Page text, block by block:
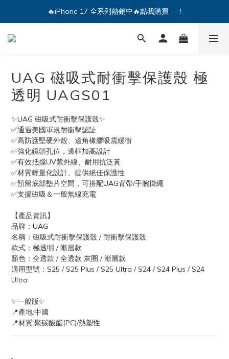
🔥iPhone 17 全系列熱銷中🔥點我購買 — !
🔥iPhone 17 全系列熱銷中🔥點我購買 — !
UAG 磁吸式耐衝擊保護殼 極
透明 UAGS01
✨UAG 磁吸式耐衝擊保護殼✨
✅通過美國軍規耐衝擊認証
✅高防護堅硬外殼、邊角橡膠吸震緩衝
✅強化鏡頭孔位，邊框加高設計
✅有效抵擋UV紫外線、耐用抗泛黃
✅材質輕量化設計、提供絕佳保護性
✅預留底部墊片空間，可搭配UAG背帶/手腕掛繩
✅支援磁吸＆一般無線充電
【產品資訊】
品牌：UAG
名稱：磁吸式耐衝擊保護殼 / 耐衝擊保護殼
款式：極透明 / 漸層款
顏色：全透款 / 全透款 灰圈 / 漸層款
適用型號：S25 / S25 Plus / S25 Ultra / S24 / S24 Plus / S24
Ultra
✨一般版✨
📍產地:中國
📍材質:聚碳酸酯(PC)/熱塑性